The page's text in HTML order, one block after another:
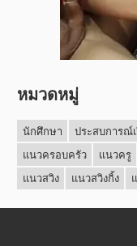
หมวดหมู่
นักศึกษา ประสบการณ์เ
แนวครอบครัว
แนวครู
แนวสวิง
แนวสวิงกิ้ง